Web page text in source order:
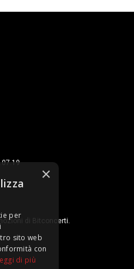
di Bitconcerti.
×
per
sito web
con
di più